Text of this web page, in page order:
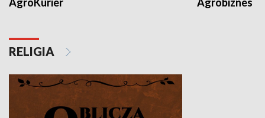
AgroKurier Agrobiznes
RELIGIA